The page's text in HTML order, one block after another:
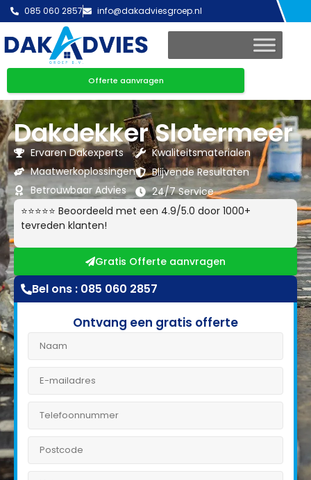
085 060 2857 info@dakadviesgroep.nl
Offerte aanvragen
Dakdekker Slotermeer
Ervaren Dakexperts
Maatwerkoplossingen
Betrouwbaar Advies
Kwaliteitsmaterialen
Blijvende Resultaten
24/7 Service
⭐⭐⭐⭐⭐ Beoordeeld met een 4.9/5.0 door 1000+
tevreden klanten!
Gratis Offerte aanvragen
Bel ons : 085 060 2857
Ontvang een gratis offerte